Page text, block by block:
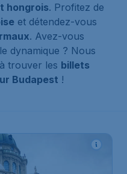
hongrois. Profitez de
et détendez-vous
. Avez-vous
dynamique ? Nous
trouver les billets
Budapest !